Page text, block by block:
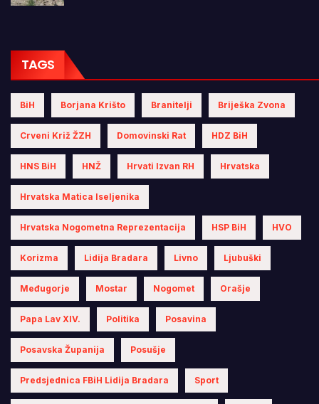
TAGS
BiH Borjana Krišto Branitelji Briješka Zvona
Crveni Križ ŽZH Domovinski Rat HDZ BiH
HNS BiH HNŽ Hrvati Izvan RH Hrvatska
Hrvatska Matica Iseljenika
Hrvatska Nogometna Reprezentacija HSP BiH HVO
Korizma Lidija Bradara Livno Ljubuški
Međugorje Mostar Nogomet Orašje
Papa Lav XIV. Politika Posavina
Posavska Županija Posušje
Predsjednica FBiH Lidija Bradara Sport